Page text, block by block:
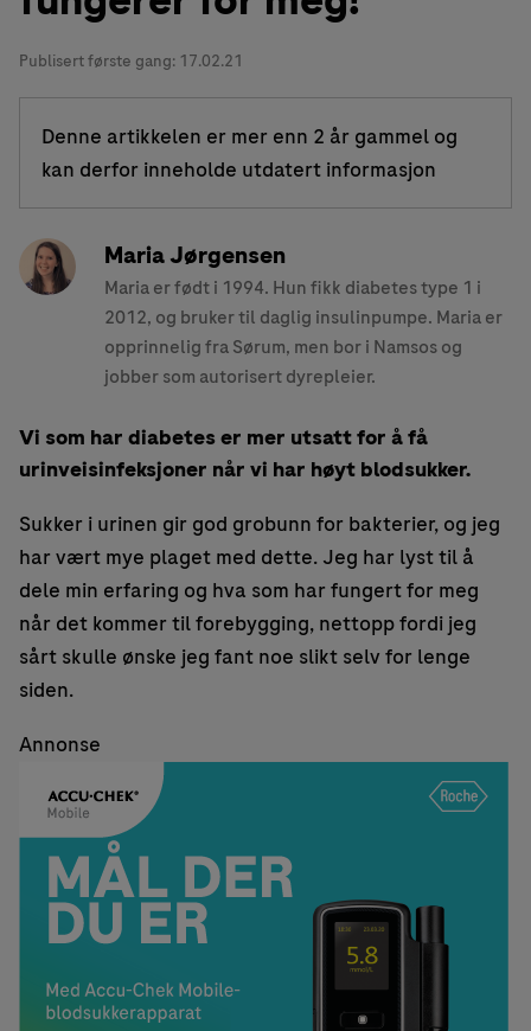
Publisert første gang: 17.02.21
Denne artikkelen er mer enn 2 år gammel og
kan derfor inneholde utdatert informasjon
Maria Jørgensen
Maria er født i 1994. Hun fikk diabetes type 1 i
2012, og bruker til daglig insulinpumpe. Maria er
opprinnelig fra Sørum, men bor i Namsos og
jobber som autorisert dyrepleier.
Vi som har diabetes er mer utsatt for å få
urinveisinfeksjoner når vi har høyt blodsukker.
Sukker i urinen gir god grobunn for bakterier, og jeg
har vært mye plaget med dette. Jeg har lyst til å
dele min erfaring og hva som har fungert for meg
når det kommer til forebygging, nettopp fordi jeg
sårt skulle ønske jeg fant noe slikt selv for lenge
siden.
Annonse